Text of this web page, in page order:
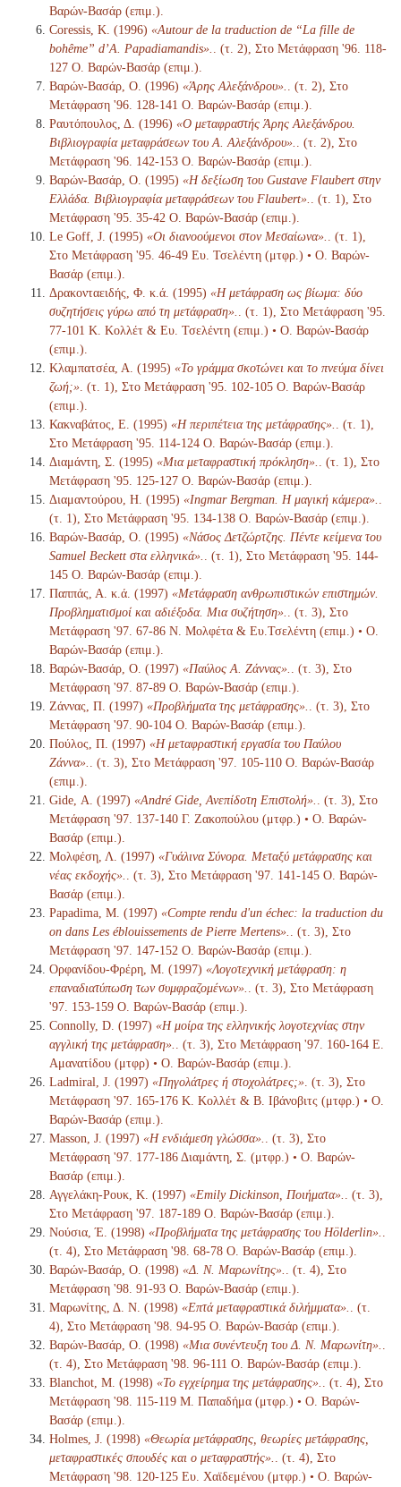
Βαρών-Βασάρ (επιμ.).
Coressis, Κ. (1996) «Autour de la traduction de “La fille de
bohême” d’A. Papadiamandis».
. (τ. 2), Στο Μετάφραση '96. 118-
127 Ο. Βαρών-Βασάρ (επιμ.).
Βαρών-Βασάρ, Ο. (1996) «Άρης Αλεξάνδρου».
. (τ. 2), Στο
Μετάφραση '96. 128-141 Ο. Βαρών-Βασάρ (επιμ.).
Ραυτόπουλος, Δ. (1996) «Ο μεταφραστής Άρης Αλεξάνδρου.
Βιβλιογραφία μεταφράσεων του Α. Αλεξάνδρου».
. (τ. 2), Στο
Μετάφραση '96. 142-153 Ο. Βαρών-Βασάρ (επιμ.).
Βαρών-Βασάρ, Ο. (1995) «Η δεξίωση του Gustave Flaubert στην
Ελλάδα. Βιβλιογραφία μεταφράσεων του Flaubert».
. (τ. 1), Στο
Μετάφραση '95. 35-42 Ο. Βαρών-Βασάρ (επιμ.).
Le Goff, J. (1995) «Οι διανοούμενοι στον Μεσαίωνα».
. (τ. 1),
Στο Μετάφραση '95. 46-49 Ευ. Τσελέντη (μτφρ.) • Ο. Βαρών-
Βασάρ (επιμ.).
Δρακονταειδής, Φ. κ.ά. (1995) «Η μετάφραση ως βίωμα: δύο
συζητήσεις γύρω από τη μετάφραση».
. (τ. 1), Στο Μετάφραση '95.
77-101 Κ. Κολλέτ & Ευ. Τσελέντη (επιμ.) • Ο. Βαρών-Βασάρ
(επιμ.).
Κλαμπατσέα, Α. (1995) «Το γράμμα σκοτώνει και το πνεύμα δίνει
ζωή;» . (τ. 1), Στο Μετάφραση '95. 102-105 Ο. Βαρών-Βασάρ
(επιμ.).
Κακναβάτος, Ε. (1995) «Η περιπέτεια της μετάφρασης».
. (τ. 1),
Στο Μετάφραση '95. 114-124 Ο. Βαρών-Βασάρ (επιμ.).
Διαμάντη, Σ. (1995) «Μια μεταφραστική πρόκληση».
. (τ. 1), Στο
Μετάφραση '95. 125-127 Ο. Βαρών-Βασάρ (επιμ.).
Διαμαντούρου, Η. (1995) «Ingmar Bergman. Η μαγική κάμερα».
(τ. 1), Στο Μετάφραση '95. 134-138 Ο. Βαρών-Βασάρ (επιμ.).
Βαρών-Βασάρ, Ο. (1995) «Νάσος Δετζώρτζης. Πέντε κείμενα του
Samuel Beckett στα ελληνικά».
. (τ. 1), Στο Μετάφραση '95. 144-
145 Ο. Βαρών-Βασάρ (επιμ.).
Παππάς, Α. κ.ά. (1997) «Μετάφραση ανθρωπιστικών επιστημών.
Προβληματισμοί και αδιέξοδα. Μια συζήτηση».
. (τ. 3), Στο
Μετάφραση '97. 67-86 Ν. Μολφέτα & Ευ.Τσελέντη (επιμ.) • Ο.
Βαρών-Βασάρ (επιμ.).
Βαρών-Βασάρ, Ο. (1997) «Παύλος Α. Ζάννας».
. (τ. 3), Στο
Μετάφραση '97. 87-89 Ο. Βαρών-Βασάρ (επιμ.).
Ζάννας, Π. (1997) «Προβλήματα της μετάφρασης».
. (τ. 3), Στο
Μετάφραση '97. 90-104 Ο. Βαρών-Βασάρ (επιμ.).
Πούλος, Π. (1997) «Η μεταφραστική εργασία του Παύλου
Ζάννα».
. (τ. 3), Στο Μετάφραση '97. 105-110 Ο. Βαρών-Βασάρ
(επιμ.).
Gide, Α. (1997) «André Gide, Ανεπίδοτη Επιστολή».
. (τ. 3), Στο
Μετάφραση '97. 137-140 Γ. Ζακοπούλου (μτφρ.) • Ο. Βαρών-
Βασάρ (επιμ.).
Μολφέση, Λ. (1997) «Γυάλινα Σύνορα. Μεταξύ μετάφρασης και
νέας εκδοχής».
. (τ. 3), Στο Μετάφραση '97. 141-145 Ο. Βαρών-
Βασάρ (επιμ.).
Papadima, M. (1997) «Compte rendu d'un échec: la traduction du
on dans Les éblouissements de Pierre Mertens».
. (τ. 3), Στο
Μετάφραση '97. 147-152 Ο. Βαρών-Βασάρ (επιμ.).
Ορφανίδου-Φρέρη, Μ. (1997) «Λογοτεχνική μετάφραση: η
επαναδιατύπωση των συμφραζομένων».
. (τ. 3), Στο Μετάφραση
'97. 153-159 Ο. Βαρών-Βασάρ (επιμ.).
Connolly, D. (1997) «Η μοίρα της ελληνικής λογοτεχνίας στην
αγγλική της μετάφραση».
. (τ. 3), Στο Μετάφραση '97. 160-164 Ε.
Αμανατίδου (μτφρ) • Ο. Βαρών-Βασάρ (επιμ.).
Ladmiral, J. (1997) «Πηγολάτρες ή στοχολάτρες;» . (τ. 3), Στο
Μετάφραση '97. 165-176 Κ. Κολλέτ & Β. Ιβάνοβιτς (μτφρ.) • Ο.
Βαρών-Βασάρ (επιμ.).
Masson, J. (1997) «Η ενδιάμεση γλώσσα».
. (τ. 3), Στο
Μετάφραση '97. 177-186 Διαμάντη, Σ. (μτφρ.) • Ο. Βαρών-
Βασάρ (επιμ.).
Αγγελάκη-Ρουκ, Κ. (1997) «Emily Dickinson, Ποιήματα».
. (τ. 3),
Στο Μετάφραση '97. 187-189 Ο. Βαρών-Βασάρ (επιμ.).
Νούσια, Έ. (1998) «Προβλήματα της μετάφρασης του Hölderlin».
(τ. 4), Στο Μετάφραση '98. 68-78 Ο. Βαρών-Βασάρ (επιμ.).
Βαρών-Βασάρ, Ο. (1998) «Δ. Ν. Μαρωνίτης».
. (τ. 4), Στο
Μετάφραση '98. 91-93 Ο. Βαρών-Βασάρ (επιμ.).
Μαρωνίτης, Δ. Ν. (1998) «Επτά μεταφραστικά διλήμματα».
. (τ.
4), Στο Μετάφραση '98. 94-95 Ο. Βαρών-Βασάρ (επιμ.).
Βαρών-Βασάρ, Ο. (1998) «Μια συνέντευξη του Δ. Ν. Μαρωνίτη».
(τ. 4), Στο Μετάφραση '98. 96-111 Ο. Βαρών-Βασάρ (επιμ.).
Blanchot, M. (1998) «Το εγχείρημα της μετάφρασης».
. (τ. 4), Στο
Μετάφραση '98. 115-119 Μ. Παπαδήμα (μτφρ.) • Ο. Βαρών-
Βασάρ (επιμ.).
Holmes, J. (1998) «Θεωρία μετάφρασης, θεωρίες μετάφρασης,
μεταφραστικές σπουδές και ο μεταφραστής».
. (τ. 4), Στο
Μετάφραση '98. 120-125 Ευ. Χαϊδεμένου (μτφρ.) • Ο. Βαρών-